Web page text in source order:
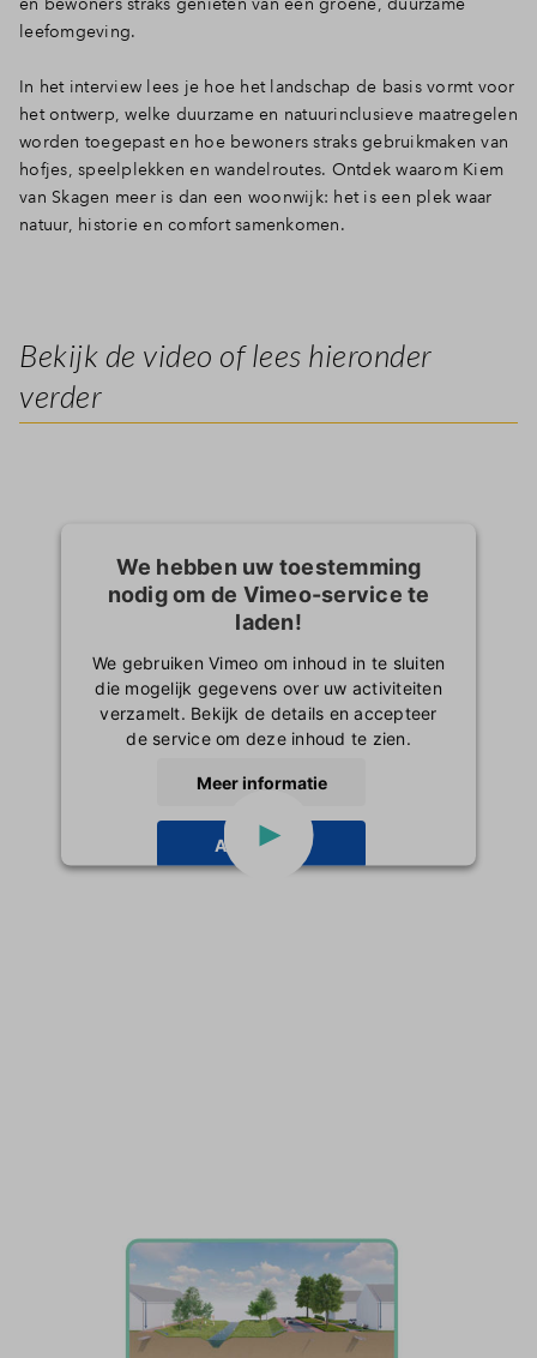
leefomgeving.
In het interview lees je hoe het landschap de basis vormt voor
het ontwerp, welke duurzame en natuurinclusieve maatregelen
worden toegepast en hoe bewoners straks gebruikmaken van
hofjes, speelplekken en wandelroutes. Ontdek waarom Kiem
van Skagen meer is dan een woonwijk: het is een plek waar
natuur, historie en comfort samenkomen.
Bekijk de video of lees hieronder
verder
We hebben uw toestemming
nodig om de Vimeo-service te
laden!
We gebruiken Vimeo om inhoud in te sluiten
die mogelijk gegevens over uw activiteiten
verzamelt. Bekijk de details en accepteer
de service om deze inhoud te zien.
Meer informatie
Accepteren